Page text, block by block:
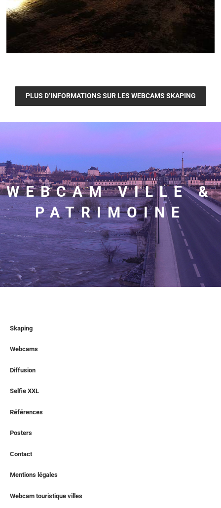
PLUS D’INFORMATIONS SUR LES WEBCAMS SKAPING
WEBCAM VILLE &
PATRIMOINE
Skaping
Webcams
Diffusion
Selfie XXL
Références
Posters
Contact
Mentions légales
Webcam touristique villes